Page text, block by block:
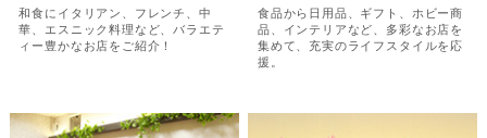
和食にイタリアン、フレンチ、中
華、エスニック料理など、バラエテ
ィー豊かなお店をご紹介！
食品から日用品、ギフト、ホビー商
品、インテリアなど、多彩なお店を
集めて、充実のライフスタイルを応
援。